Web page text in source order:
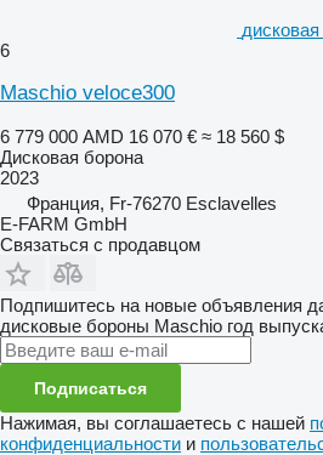
6
Maschio veloce300
6 779 000 AMD 16 070 € ≈ 18 560 $
Дисковая борона
2023
Франция, Fr-76270 Esclavelles
E-FARM GmbH
Связаться с продавцом
Подпишитесь на новые объявления
дисковые бороны Maschio год
Подписаться
Нажимая, вы соглашаетесь с нашей
конфиденциальности и